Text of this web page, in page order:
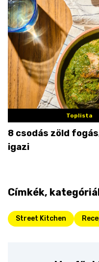
Toplista
8 csodás zöld
igazi
Címkék,
Street Kitchen